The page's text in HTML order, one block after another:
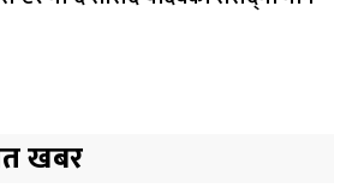
लिन अस्वीकार
खबर